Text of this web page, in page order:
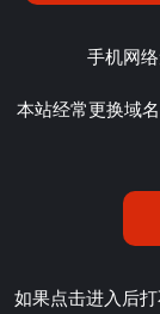
手机网
本站经常更换域
如果点击进入后